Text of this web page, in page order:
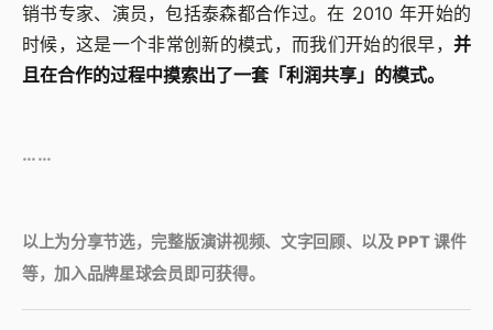
销书专家、演员，包括泰森都合作过。在 2010 年开始的
时候，这是一个非常创新的模式，而我们开始的很早， 并
且在合作的过程中摸索出了一套「利润共享」的模式。
……
以上为分享节选，完整版演讲视频、文字回顾、以及 PPT 课件
等，加入品牌星球会员即可获得。